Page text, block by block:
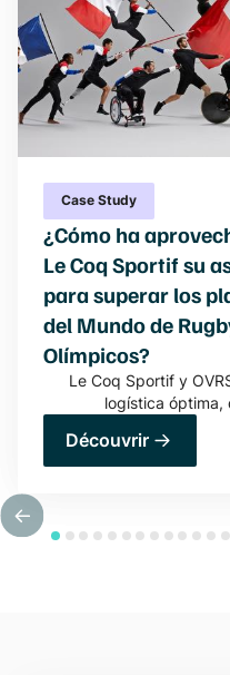
Case Study
¿Cómo ha
Le Coq Sportif su
para superar los
del Mundo de
Olímpicos?
Le Coq Sportif y
logística óptima,
Découvrir